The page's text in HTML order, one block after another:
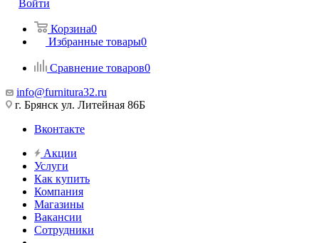
Войти
Корзина0
Избранные товары0
Сравнение товаров0
info@furnitura32.ru
г. Брянск ул. Литейная 86Б
Вконтакте
Акции
Услуги
Как купить
Компания
Магазины
Вакансии
Сотрудники